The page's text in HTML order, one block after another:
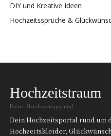
DIY und Kreative Ideen
Hochzeitssprüche &
Hochzeitstraum
Dein Hochzeitsportal
Dein Hochzeitsportal rund um
Hochzeitskleider,